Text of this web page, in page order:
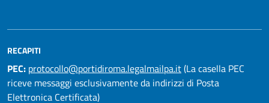
RECAPITI
PEC: protocollo@portidiroma.legalmailpa.it(La casella PEC
riceve messaggi esclusivamente da indirizzi di Posta
Elettronica Certificata)